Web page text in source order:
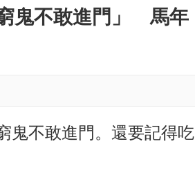
M
u
鬼不敢進門」 馬年
鬼不敢進門。還要記得吃